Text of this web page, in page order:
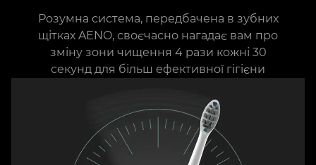
Розумна система, передбачена в зубних
щітках AENO, своєчасно нагадає вам про
зміну зони чищення 4 рази кожні 30
секунд для більш ефективної гігієни